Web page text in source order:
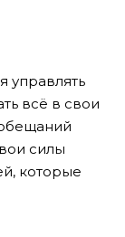
управлять
всё в свои
силы
которые